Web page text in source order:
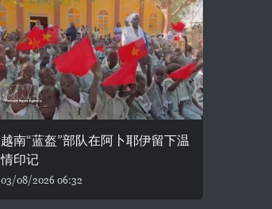
越南“蓝盔”部队在阿卜耶伊留下温
情印记
03/08/2026 06:32